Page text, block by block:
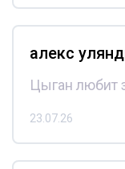
алекс
Цыган любит
23.07.26